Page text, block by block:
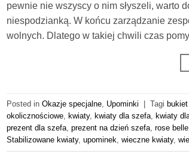
pewnie nie wszyscy o nim słyszeli, warto
niespodzianką. W końcu zarządzanie
wolnych. Dlatego w takiej chwili czas
Posted in Okazje specjalne Upominki Tagi
okolicznościowe
kwiaty, kwiaty dla szefa kwiaty
prezent dla szefa prezent na dzień szefa rose belle
Stabilizowane kwiaty, upominek wieczne kwiaty,